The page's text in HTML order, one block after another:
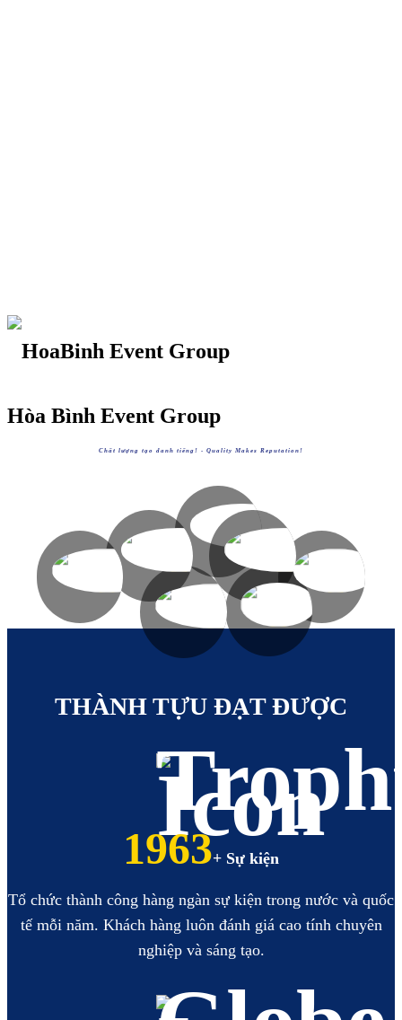
Hòa Bình Event Group
Chất lượng tạo danh tiếng! - Quality Makes Reputation!
HOABINHEVENTS
https://hoabinhevents.com
HOABINHTOURIST
https://hoabinhtourist.com
HOABINHGROUP
https://hoabinh-group.com
HOABINHAIRLINES
https://hoabinhairlines.vnHOABINHBUS
HOABINHBOOKINGAVVIETNAM
THÀNH TỰU ĐẠT ĐƯỢC
2236+ Sự kiện
Tổ chức thành công hàng ngàn sự kiện trong nước và quốc
tế mỗi năm. Khách hàng luôn đánh giá cao tính chuyên
nghiệp và sáng tạo.